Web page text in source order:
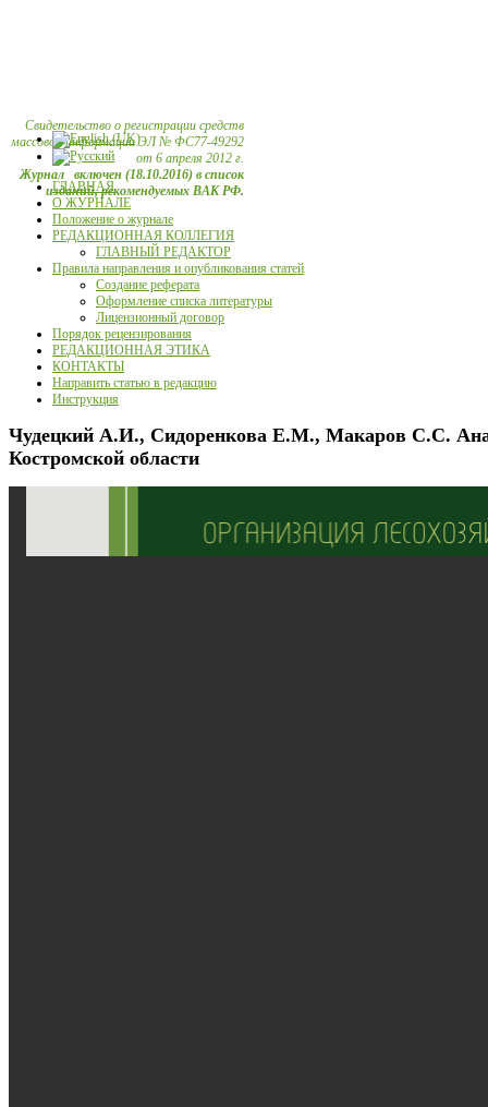
Свидетельство о регистрации средств
массовой информации ЭЛ № ФС77-49292
от 6 апреля 2012 г.
Журнал включен (18.10.2016) в список
изданий, рекомендуемых ВАК РФ.
ГЛАВНАЯ
О ЖУРНАЛЕ
Положение о журнале
РЕДАКЦИОННАЯ КОЛЛЕГИЯ
ГЛАВНЫЙ РЕДАКТОР
Правила направления и опубликования статей
Создание реферата
Оформление списка литературы
Лицензионный договор
Порядок рецензирования
РЕДАКЦИОННАЯ ЭТИКА
КОНТАКТЫ
Направить статью в редакцию
Инструкция
Чудецкий А.И., Сидоренкова Е.М., Макаров С.С.
Костромской области